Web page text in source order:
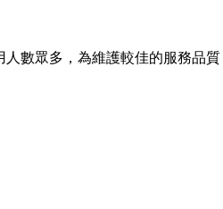
數眾多，為維護較佳的服務品